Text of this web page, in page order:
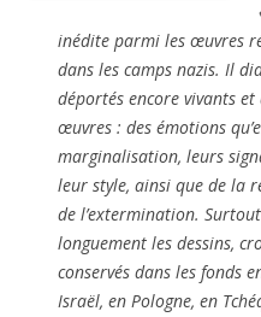
inédite parmi les œuvres
dans les camps nazis. Il
déportés encore vivants et
œuvres : des émotions
marginalisation, leurs
leur style, ainsi que de la
de l’extermination.
longuement les dessins,
conservés dans les fonds
Israël, en Pologne, en